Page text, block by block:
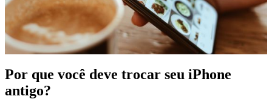
Por que você deve trocar seu iPhone
antigo?